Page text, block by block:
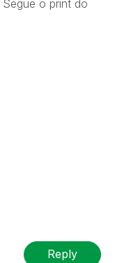
o print do
Reply